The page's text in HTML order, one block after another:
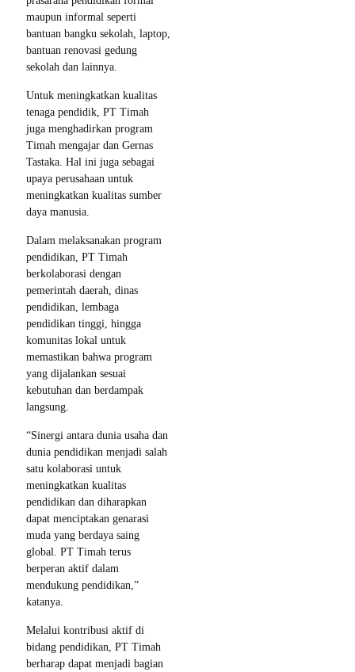
maupun informal seperti
bantuan bangku sekolah, laptop,
bantuan renovasi gedung
sekolah dan lainnya.
Untuk meningkatkan kualitas
tenaga pendidik, PT Timah
juga menghadirkan program
Timah mengajar dan Gernas
Tastaka. Hal ini juga sebagai
upaya perusahaan untuk
meningkatkan kualitas sumber
daya manusia.
Dalam melaksanakan program
pendidikan, PT Timah
berkolaborasi dengan
pemerintah daerah, dinas
pendidikan, lembaga
pendidikan tinggi, hingga
komunitas lokal untuk
memastikan bahwa program
yang dijalankan sesuai
kebutuhan dan berdampak
langsung.
“Sinergi antara dunia usaha dan
dunia pendidikan menjadi salah
satu kolaborasi untuk
meningkatkan kualitas
pendidikan dan diharapkan
dapat menciptakan genarasi
muda yang berdaya saing
global. PT Timah terus
berperan aktif dalam
mendukung pendidikan,”
katanya.
Melalui kontribusi aktif di
bidang pendidikan, PT Timah
berharap dapat menjadi bagian